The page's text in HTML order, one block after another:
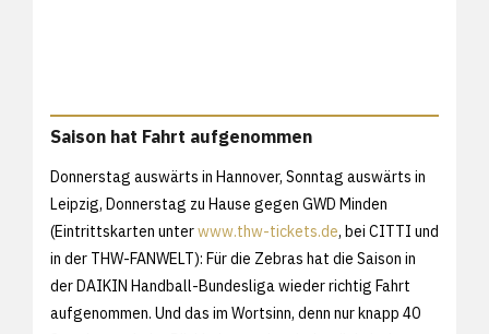
Saison hat Fahrt aufgenommen
Donnerstag auswärts in Hannover, Sonntag auswärts in
Leipzig, Donnerstag zu Hause gegen GWD Minden
(Eintrittskarten unterwww.thw-tickets.de, bei CITTI und
in der THW-FANWELT): Für die Zebras hat die Saison in
der DAIKIN Handball-Bundesliga wieder richtig Fahrt
aufgenommen. Und das im Wortsinn, denn nur knapp 40